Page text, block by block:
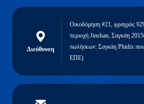
Διεύθυνση
Οικοδόμηση #21, φραγμός
περιοχή Jinshan, Σαγκάη
πωλήσεων: Σαγκάη Phidix που
ΕΠΕ)